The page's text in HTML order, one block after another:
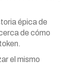
épica de
de cómo
el mismo